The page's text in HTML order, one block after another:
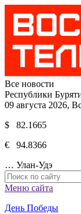
Все новости
Республики
09 августа 2026,
$ 82.1665
€ 94.8366
… Улан-Удэ
Меню сайта
День Победы